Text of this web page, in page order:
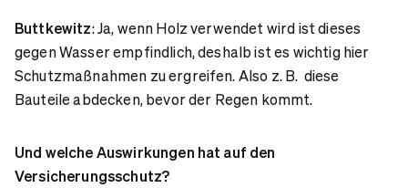
Buttkewitz: Ja, wenn Holz verwendet wird ist dieses
gegen Wasser empfindlich, deshalb ist es wichtig hier
Schutzmaßnahmen zu ergreifen. Also z. B. diese
Bauteile abdecken, bevor der Regen kommt.
Und welche Auswirkungen hat auf den
Versicherungsschutz?